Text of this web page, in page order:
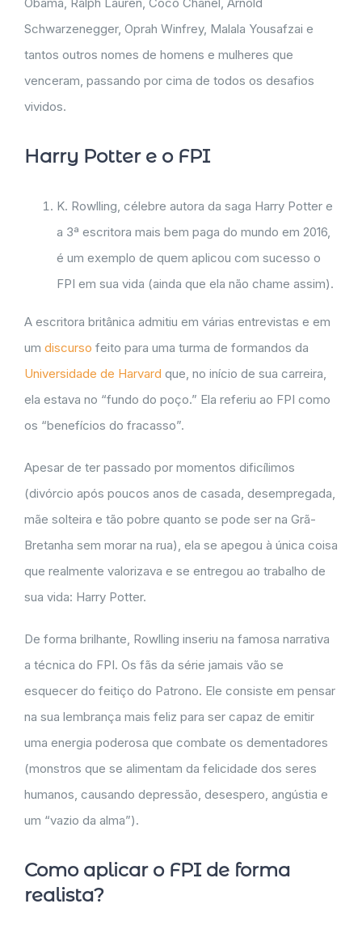
Schwarzenegger, Oprah Winfrey, Malala Yousafzai e
tantos outros nomes de homens e mulheres que
venceram, passando por cima de todos os desafios
vividos.
Harry Potter e o FPI
K. Rowlling, célebre autora da saga Harry Potter e
a 3ª escritora mais bem paga do mundo em 2016,
é um exemplo de quem aplicou com sucesso o
FPI em sua vida (ainda que ela não chame assim).
A escritora britânica admitiu em várias entrevistas e em
um discurso feito para uma turma de formandos da
Universidade de Harvard que, no início de sua carreira,
ela estava no “fundo do poço.” Ela referiu ao FPI como
os “benefícios do fracasso”.
Apesar de ter passado por momentos dificílimos
(divórcio após poucos anos de casada, desempregada,
mãe solteira e tão pobre quanto se pode ser na Grã-
Bretanha sem morar na rua), ela se apegou à única coisa
que realmente valorizava e se entregou ao trabalho de
sua vida: Harry Potter.
De forma brilhante, Rowlling inseriu na famosa narrativa
a técnica do FPI. Os fãs da série jamais vão se
esquecer do feitiço do Patrono. Ele consiste em pensar
na sua lembrança mais feliz para ser capaz de emitir
uma energia poderosa que combate os dementadores
(monstros que se alimentam da felicidade dos seres
humanos, causando depressão, desespero, angústia e
um “vazio da alma”).
Como aplicar o FPI de forma
realista?